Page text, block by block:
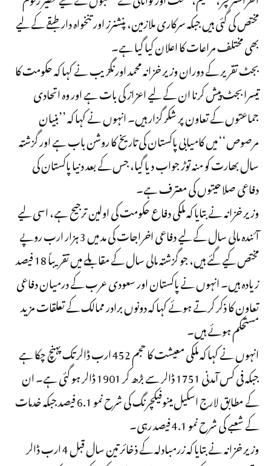
مختص کی گئی ہیں جبکہ سرکاری ملازمین، پنشنرز اور تنخواہ دار طبقے کے لیے
بھی مختلف مراعات کا اعلان کیا گیا ہے۔
بجٹ تقریر کے دوران وزیر خزانہ محمد اورنگزیب نے کہا کہ حکومت کا
تیسرا بجٹ پیش کرنا ان کے لیے اعزاز کی بات ہے اور وہ اتحادی
جماعتوں کے تعاون پر شکر گزار ہیں۔ انہوں نے کہا کہ ’’بنیان
مرصوص‘‘ میں کامیابی پاکستان کی تاریخ کا روشن باب ہے اور گزشتہ
سال بھارت کو منہ توڑ جواب دیا گیا، جس کے بعد دنیا پاکستان کی
دفاعی صلاحیتوں کی معترف ہے۔
وزیر خزانہ نے بتایا کہ ملکی دفاع حکومت کی اولین ترجیح ہے، اسی لیے
آئندہ مالی سال کے لیے دفاعی اخراجات کی مد میں 3 ہزار ارب روپے
مختص کیے گئے ہیں، جو گزشتہ مالی سال کے مقابلے میں تقریباً 18 فیصد
زیادہ ہیں۔ انہوں نے پاکستان اور سعودی عرب کے درمیان دفاعی
تعاون کا ذکر کرتے ہوئے کہا کہ دونوں برادر ممالک کے تعلقات مزید
مستحکم ہوئے ہیں۔
انہوں نے کہا کہ ملکی معیشت کا حجم 452 ارب ڈالر تک پہنچ چکا ہے
جبکہ فی کس آمدنی 1751 ڈالر سے بڑھ کر 1901 ڈالر ہو گئی ہے۔ ان
کے مطابق لارج اسکیل مینوفیکچرنگ کی شرح نمو 6.1 فیصد جبکہ خدمات
کے شعبے کی شرح نمو 4.1 فیصد رہی۔
وزیر خزانہ نے بتایا کہ زرمبادلہ کے ذخائر تین سال قبل 4 ارب ڈالر